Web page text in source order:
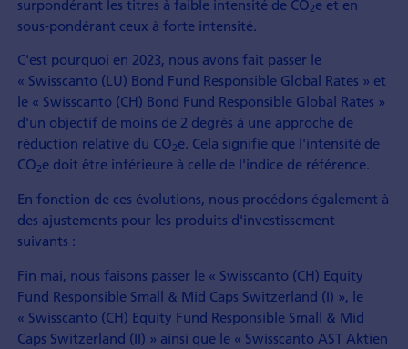
surpondérant les titres à faible intensité de CO2e et en
sous-pondérant ceux à forte intensité.
C'est pourquoi en 2023, nous avons fait passer le
« Swisscanto (LU) Bond Fund Responsible Global Rates » et
le « Swisscanto (CH) Bond Fund Responsible Global Rates »
d'un objectif de moins de 2 degrés à une approche de
réduction relative du CO2e. Cela signifie que l'intensité de
CO2e doit être inférieure à celle de l'indice de référence.
En fonction de ces évolutions, nous procédons également à
des ajustements pour les produits d'investissement
suivants :
Fin mai, nous faisons passer le « Swisscanto (CH) Equity
Fund Responsible Small & Mid Caps Switzerland (I) », le
« Swisscanto (CH) Equity Fund Responsible Small & Mid
Caps Switzerland (II) » ainsi que le « Swisscanto AST Aktien